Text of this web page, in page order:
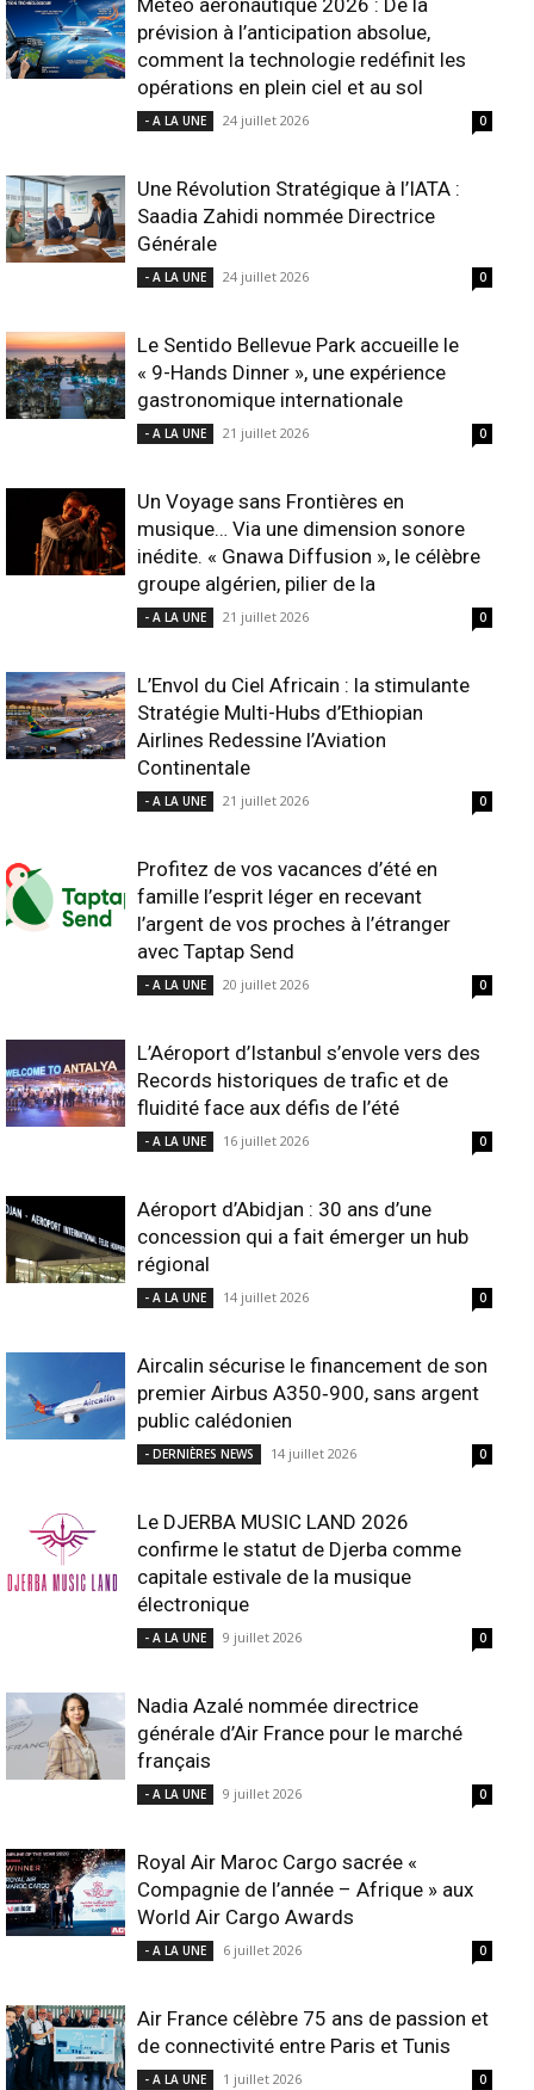
Météo aéronautique 2026 : De la
prévision à l’anticipation absolue,
comment la technologie redéfinit les
opérations en plein ciel et au sol
- A LA UNE 24 juillet 2026 0
Une Révolution Stratégique à l’IATA :
Saadia Zahidi nommée Directrice
Générale
- A LA UNE 24 juillet 2026 0
Le Sentido Bellevue Park accueille le
« 9-Hands Dinner », une expérience
gastronomique internationale
- A LA UNE 21 juillet 2026 0
Un Voyage sans Frontières en
musique… Via une dimension sonore
inédite. « Gnawa Diffusion », le célèbre
groupe algérien, pilier de la
- A LA UNE 21 juillet 2026 0
L’Envol du Ciel Africain : la stimulante
Stratégie Multi-Hubs d’Ethiopian
Airlines Redessine l’Aviation
Continentale
- A LA UNE 21 juillet 2026 0
Profitez de vos vacances d’été en
famille l’esprit léger en recevant
l’argent de vos proches à l’étranger
avec Taptap Send
- A LA UNE 20 juillet 2026 0
L’Aéroport d’Istanbul s’envole vers des
Records historiques de trafic et de
fluidité face aux défis de l’été
- A LA UNE 16 juillet 2026 0
Aéroport d’Abidjan : 30 ans d’une
concession qui a fait émerger un hub
régional
- A LA UNE 14 juillet 2026 0
Aircalin sécurise le financement de son
premier Airbus A350‑900, sans argent
public calédonien
- DERNIÈRES NEWS 14 juillet 2026 0
Le DJERBA MUSIC LAND 2026
confirme le statut de Djerba comme
capitale estivale de la musique
électronique
- A LA UNE 9 juillet 2026 0
Nadia Azalé nommée directrice
générale d’Air France pour le marché
français
- A LA UNE 9 juillet 2026 0
Royal Air Maroc Cargo sacrée «
Compagnie de l’année – Afrique » aux
World Air Cargo Awards
- A LA UNE 6 juillet 2026 0
Air France célèbre 75 ans de passion et
de connectivité entre Paris et Tunis
- A LA UNE 1 juillet 2026 0